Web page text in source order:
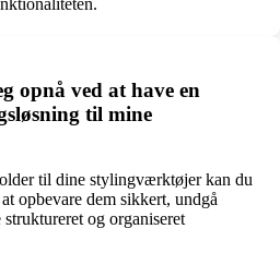
opnå ved at have en
til mine
til dine stylingværktøjer kan du
opbevare dem sikkert, undgå
og organiseret